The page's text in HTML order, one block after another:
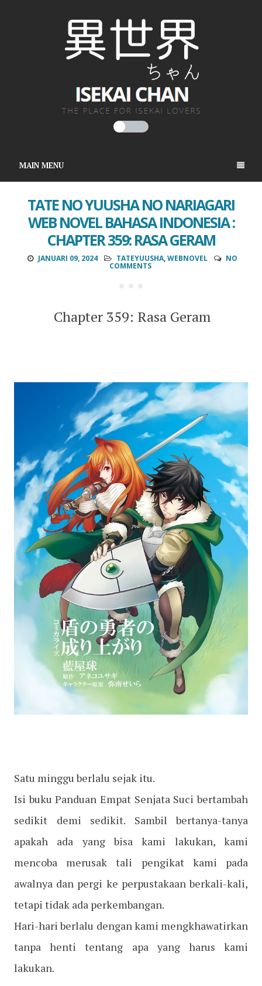
MAIN MENU
TATE NO YUUSHA NO NARIAGARI
WEB NOVEL BAHASA INDONESIA :
CHAPTER 359: RASA GERAM
JANUARI 09, 2024 TATEYUUSHA,WEBNOVEL NO
COMMENTS
Chapter 359: Rasa Geram
Satu minggu berlalu sejak itu.
Isi buku Panduan Empat Senjata Suci bertambah
sedikit demi sedikit. Sambil bertanya-tanya
apakah ada yang bisa kami lakukan, kami
mencoba merusak tali pengikat kami pada
awalnya dan pergi ke perpustakaan berkali-kali,
tetapi tidak ada perkembangan.
Hari-hari berlalu dengan kami mengkhawatirkan
tanpa henti tentang apa yang harus kami
lakukan.